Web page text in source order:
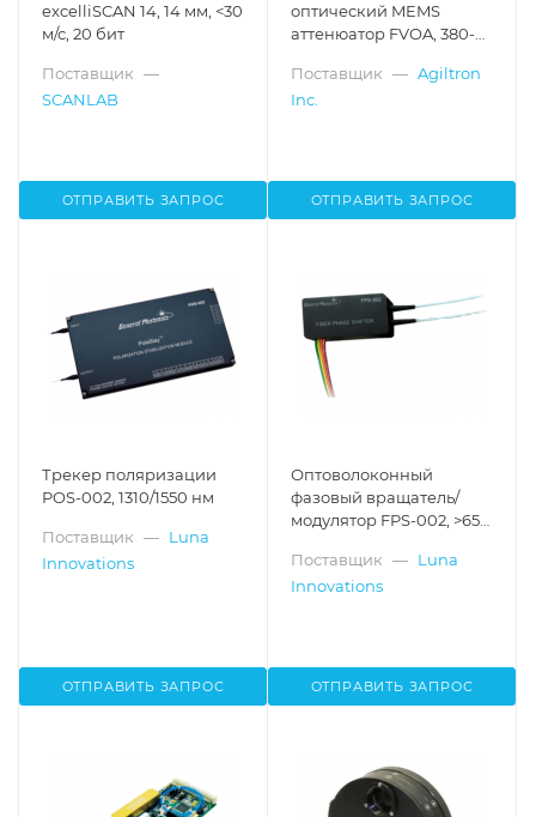
excelliSCAN 14, 14 мм, <30
м/с, 20 бит
Поставщик —
SCANLAB
ОТПРАВИТЬ ЗАПРОС
оптический MEMS
аттенюатор FVOA, 380-
Поставщик — Agiltron
Inc.
ОТПРАВИТЬ ЗАПРОС
Трекер поляризации
POS-002, 1310/1550 нм
Поставщик — Luna
Innovations
ОТПРАВИТЬ ЗАПРОС
Оптоволоконный
фазовый вращатель/
модулятор FPS-002, >65
Поставщик — Luna
Innovations
ОТПРАВИТЬ ЗАПРОС